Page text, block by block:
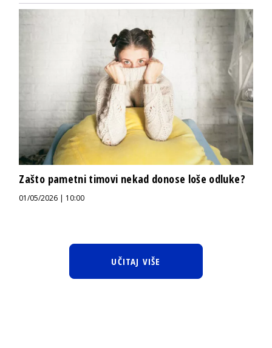
Zašto pametni timovi nekad donose loše odluke?
01/05/2026 | 10:00
UČITAJ VIŠE